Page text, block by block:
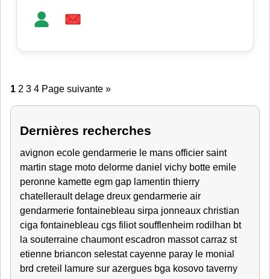
1 2 3 4 Page suivante »
Dernières recherches
avignon ecole gendarmerie le mans officier saint
martin stage moto delorme daniel vichy botte emile
peronne kamette egm gap lamentin thierry
chatellerault delage dreux gendarmerie air
gendarmerie fontainebleau sirpa jonneaux christian
ciga fontainebleau cgs filiot soufflenheim rodilhan bt
la souterraine chaumont escadron massot carraz st
etienne briancon selestat cayenne paray le monial
brd creteil
lamure sur azergues bga kosovo taverny